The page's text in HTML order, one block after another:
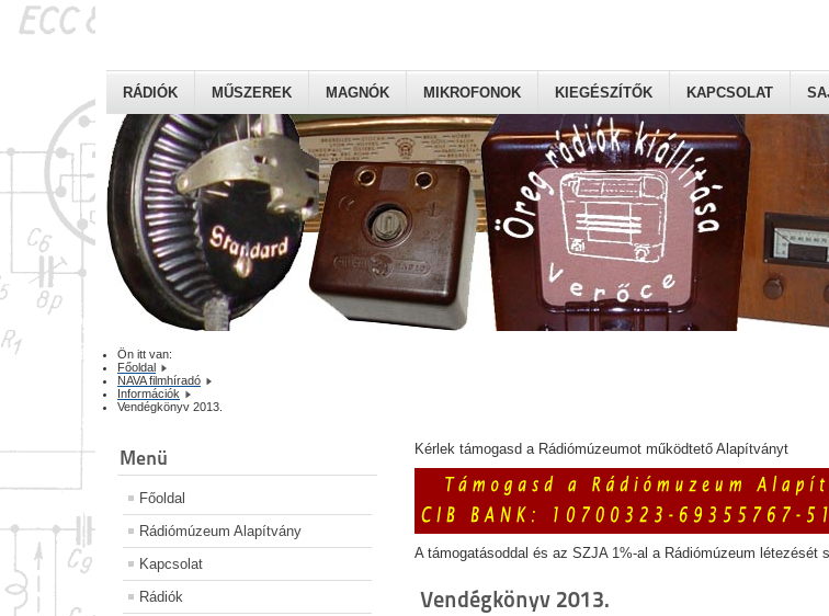
RÁDIÓK MŰSZEREK MAGNÓK MIKROFONOK KIEGÉSZÍTŐK KAPCSOLAT
Ön itt van:
Főoldal
NAVA filmhíradó
Információk
Vendégkönyv 2013.
Menü
Főoldal
Rádiómúzeum Alapítvány
Kapcsolat
Rádiók
Kérlek támogasd a Rádiómúzeumot működtető Alapítványt
A támogatásoddal és az SZJA 1%-al a Rádiómúzeum létezését
Vendégkönyv 2013.